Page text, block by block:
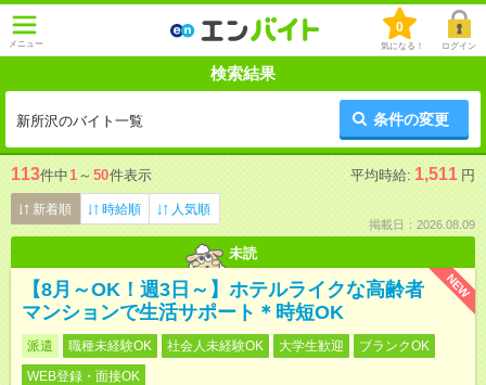
メニュー
0
気になる！ ログイン
検索結果
新所沢のバイト一覧 条件の変更
113件中1 ～ 50件表示 平均時給: 1,511 円
新着順 時給順 人気順
掲載日：2026.08.09
未読
NEW
【8月～OK！週3日～】ホテルライクな高齢者
マンションで生活サポート＊時短OK
派遣 職種未経験OK 社会人未経験OK 大学生歓迎
ブランクOK
WEB登録・面接OK